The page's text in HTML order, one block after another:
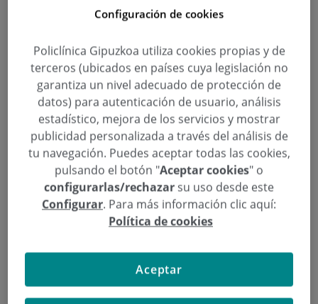
Pediatría
Dra. Raquel Toba De Miguel
Solicita una cita
943 50 20 40 Pedir cita
Configuración de cookies
Policlínica Gipuzkoa utiliza cookies propias y de
terceros (ubicados en países cuya legislación no
garantiza un nivel adecuado de protección de
datos) para autenticación de usuario, análisis
estadístico, mejora de los servicios y mostrar
publicidad personalizada a través del análisis de
tu navegación. Puedes aceptar todas las cookies,
pulsando el botón "Aceptar cookies" o
configurarlas/rechazar su uso desde este
Configurar. Para más información clic aquí:
Política de cookies
Aceptar